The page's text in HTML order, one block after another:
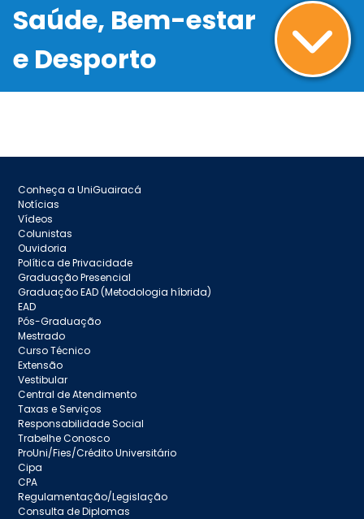
Saúde, Bem-estar
e Desporto
Conheça a UniGuairacá
Notícias
Vídeos
Colunistas
Ouvidoria
Política de Privacidade
Graduação Presencial
Graduação EAD (Metodologia híbrida)
EAD
Pós-Graduação
Mestrado
Curso Técnico
Extensão
Vestibular
Central de Atendimento
Taxas e Serviços
Responsabilidade Social
Trabelhe Conosco
ProUni/Fies/Crédito Universitário
Cipa
CPA
Regulamentação/Legislação
Consulta de Diplomas